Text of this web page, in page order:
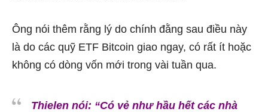
Ông nói thêm rằng lý do chính đằng sau điều này
là do các quỹ ETF Bitcoin giao ngay, có rất ít hoặc
không có dòng vốn mới trong vài tuần qua.
Thielen nói: “Có vẻ như hầu hết các nhà